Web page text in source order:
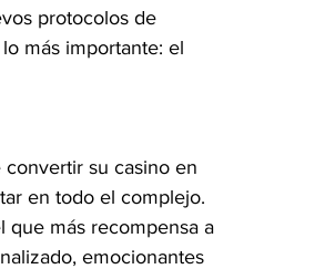
protocolos de
más importante: el
su casino en
en todo el complejo.
que más recompensa a
emocionantes